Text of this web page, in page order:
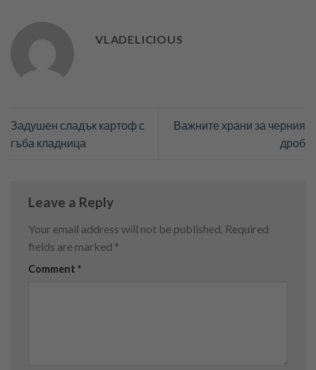
VLADELICIOUS
Задушен сладък картоф с
гъба кладница
Важните храни за черния
дроб
Leave a Reply
Your email address will not be published. Required
fields are marked *
Comment *